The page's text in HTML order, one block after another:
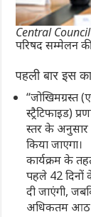
Central Council
परिषद सम्मेलन
पहली बार इस
“जोखिमग्रस्त
स्ट्रैटिफाइड)
स्तर के अनुसार
किया जाएगा।
कार्यक्रम के
पहले 42 दिनों
दी जाएंगी,
अधिकतम आठ